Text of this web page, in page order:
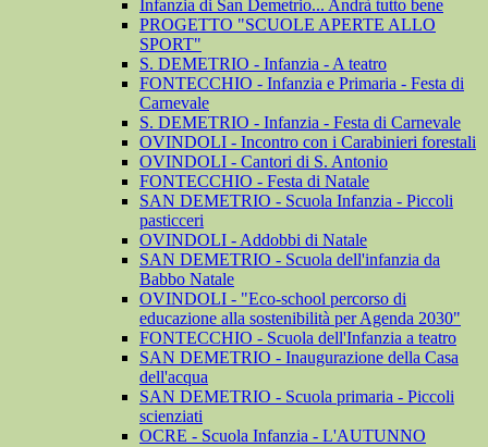
Infanzia di San Demetrio... Andrà tutto bene
PROGETTO "SCUOLE APERTE ALLO
SPORT"
S. DEMETRIO - Infanzia - A teatro
FONTECCHIO - Infanzia e Primaria - Festa di
Carnevale
S. DEMETRIO - Infanzia - Festa di Carnevale
OVINDOLI - Incontro con i Carabinieri forestali
OVINDOLI - Cantori di S. Antonio
FONTECCHIO - Festa di Natale
SAN DEMETRIO - Scuola Infanzia - Piccoli
pasticceri
OVINDOLI - Addobbi di Natale
SAN DEMETRIO - Scuola dell'infanzia da
Babbo Natale
OVINDOLI - "Eco-school percorso di
educazione alla sostenibilità per Agenda 2030"
FONTECCHIO - Scuola dell'Infanzia a teatro
SAN DEMETRIO - Inaugurazione della Casa
dell'acqua
SAN DEMETRIO - Scuola primaria - Piccoli
scienziati
OCRE - Scuola Infanzia - L'AUTUNNO